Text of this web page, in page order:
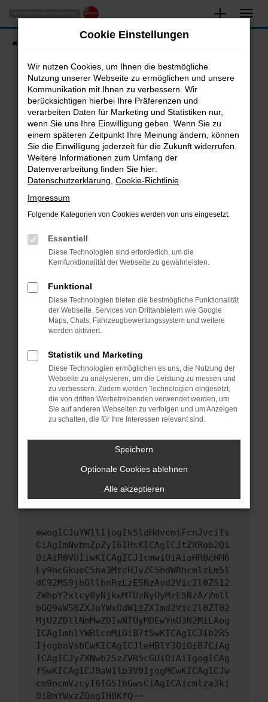
Zum
Hauptinhalt
springen
Fahrzeugsuche
Fehler: Network Error
Beim Laden ist ein Fehler aufgetreten.
Hier sind ein paar Tipps, die dir helfen können:
Überprüfe deine Firewall und deine
Internetverbindung.
Laden andere Webseiten, zum Beispiel deine
Suchmaschine?
Prüfe deine Browsererweiterungen.
können das Laden bestimmter Seiten
verhindern. Funktioniert die Seite in einem
anderen Browser oder in einem privaten
Starte dein Gerät neu.
Das kann manchmal helfen, vorübergehende
Probleme zu beheben.
Betriebssystem auf dem neuesten Stand
sind.
Veraltete Software birgt nicht nur ein
Sicherheitsrisiko, sondern kann auch dazu
führen, dass bestimmte Funktionen nicht mehr
unterstützt werden.
Wende dich an den Webseitenbetreiber.
Wenn du alle oben genannten Schritte versucht
hast, kontaktiere uns bitte. Wir werden
versuchen, das Problem zu beheben. Du kannst
uns diesen Text schicken, um uns bei der
ewogICJuYW1lIjogIk5ldHdvcmtFcnJvciIs
CiAgImNvbmZpZyI6IHsKICAgICJtZXRob2Qi
OiAiR0VUIiwKICAgICJ1cmwiOiAiaHR0cHM6
Ly9hcGkueC5ha3MtcHJvZC5hdWRhcmlzLm5l
dC92MS9jbGllbnRzLzE5NzAvd2Vic2l0ZS12
ZWhpY2xlcy8yNjkwMTUzNyUyMzE5NzA/Zmll
bGQ9aW50ZXJuYWxOdW1iZXImd2Vic2l0ZT02
MjU2ZDllNmMwZDIwNTUyMDEwYmU3N2MiLAog
ICAgImhlYWRlcnMiOiB7fSwKICAgICJib2R5
IjogbnVsbCwKICAgICJleHBlY3QiOiB7CiAg
ICAgICJyZXNwb25zZVR5cGUiOiAiIgogICAg
fSwKICAgICJ0aW1lb3V0IjogMCwKICAgICJw
cm9ncmVzcyI6IG51bGwsCiAgICAicmlza3ki
OiBmYWxzZQogIH0KfQ==
Cookie Einstellungen
Wir nutzen Cookies, um Ihnen die bestmögliche
Nutzung unserer Webseite zu ermöglichen und unsere
Kommunikation mit Ihnen zu verbessern. Wir
berücksichtigen hierbei Ihre Präferenzen und
verarbeiten Daten für Marketing und Statistiken nur,
wenn Sie uns Ihre Einwilligung geben. Wenn Sie zu
einem späteren Zeitpunkt Ihre Meinung ändern, können
Sie die Einwilligung jederzeit für die Zukunft widerrufen.
Weitere Informationen zum Umfang der
Datenverarbeitung finden Sie hier:
Datenschutzerklärung Cookie-Richtlinie
Impressum
Folgende Kategorien von Cookies werden von uns eingesetzt:
Essentiell
Diese Technologien sind erforderlich, um die
Kernfunktionalität der Webseite zu gewährleisten.
Funktional
Diese Technologien bieten die bestmögliche Funktionalität
der Webseite. Services von Drittanbietern wie Google
Maps, Chats, Fahrzeugbewertungssystem und weitere
werden aktiviert.
Statistik und Marketing
Diese Technologien ermöglichen es uns, die Nutzung der
Webseite zu analysieren, um die Leistung zu messen und
zu verbessern. Zudem werden Technologien eingesetzt,
die von dritten Werbetreibenden verwendet werden, um
Sie auf anderen Webseiten zu verfolgen und um Anzeigen
zu schalten, die für Ihre Interessen relevant sind.
Speichern
Optionale Cookies ablehnen
Alle akzeptieren